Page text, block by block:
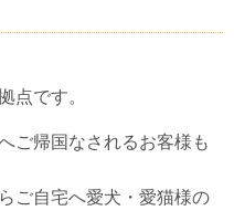
点です。
ご帰国なされるお客様も
ご自宅へ愛犬・愛猫様の